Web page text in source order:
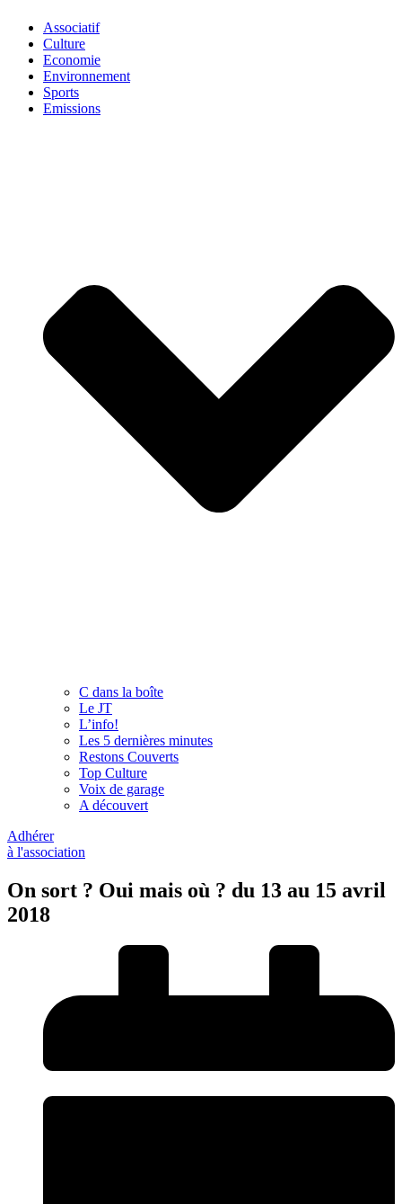
Associatif
Culture
Economie
Environnement
Sports
Emissions
C dans la boîte
Le JT
L’info!
Les 5 dernières minutes
Restons Couverts
Top Culture
Voix de garage
A découvert
Adhérer
à l'association
On sort ? Oui mais où ? du 13 au 15 avril
2018